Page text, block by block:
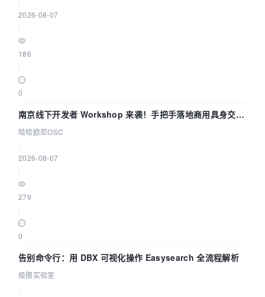
2026-08-07
186
0
南京线下开发者 Workshop 来袭！手把手落地商用具身交互
智能 Agent 应用
哈哈欧尼OSC
2026-08-07
279
0
告别命令行：用 DBX 可视化操作 Easysearch 全流程解析
极限实验室